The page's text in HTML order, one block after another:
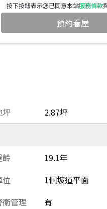
按下按鈕表示您已同意本站服務條款
預約看屋
坪
2.87坪
齡
19.1年
位
1個坡道平面
衛管理 有